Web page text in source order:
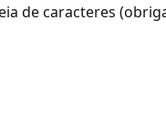
de caracteres